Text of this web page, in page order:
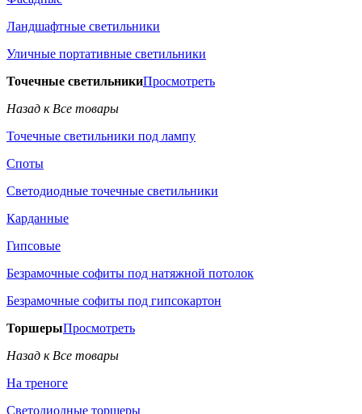
Ландшафтные светильники
Уличные портативные светильники
Точечные светильникиПросмотреть
Назад к Все товары
Точечные светильники под лампу
Споты
Светодиодные точечные светильники
Карданные
Гипсовые
Безрамочные софиты под натяжной потолок
Безрамочные софиты под гипсокартон
ТоршерыПросмотреть
Назад к Все товары
На треноге
Светодиодные торшеры